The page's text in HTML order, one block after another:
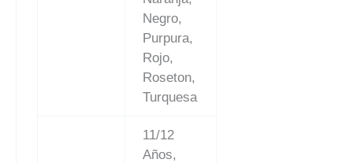
Negro,
Purpura,
Rojo,
Roseton,
Turquesa
11/12
Años,